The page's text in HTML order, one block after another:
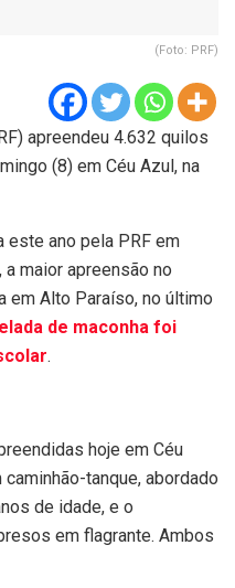
(Foto: PRF)
apreendeu 4.632 quilos
(8) em Céu Azul, na
este ano pela PRF em
maior apreensão no
em Alto Paraíso, no último
de maconha foi
.
hoje em Céu
tanque, abordado
de idade, e o
em flagrante. Ambos